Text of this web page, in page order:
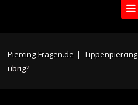
Piercing-Fragen.de | Lippenpiercing
übrig?